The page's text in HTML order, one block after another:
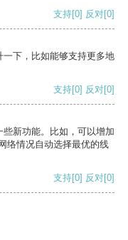
支持[0] 反对[0]
下，比如能够支持更多地
支持[0] 反对[0]
新功能。比如，可以增加
络情况自动选择最优的线
支持[0] 反对[0]